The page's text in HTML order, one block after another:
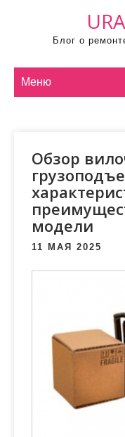
Блог о
Меню
Обзор
модели
11 МАЯ 2025